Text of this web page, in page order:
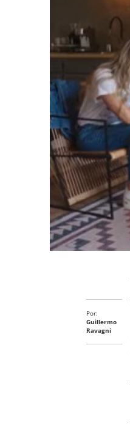
Por:
Guillermo
Ravagni